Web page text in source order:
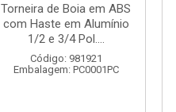
Torneira de Boia em ABS
com Haste em Alumínio
1/2 e 3/4 Pol....
Código: 981921
Embalagem: PC0001PC